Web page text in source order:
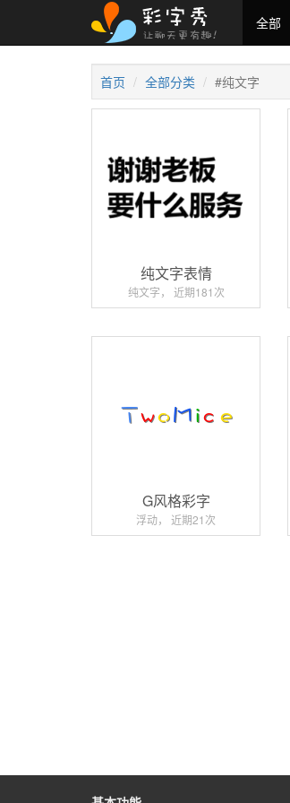
全部
首页 全部分类 #纯文字
纯文字表情
纯文字， 近期181次
G风格彩字
浮动， 近期21次